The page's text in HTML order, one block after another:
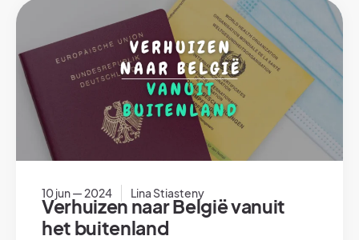
10 jun — 2024 Lina Stiasteny
Verhuizen naar België vanuit
het buitenland